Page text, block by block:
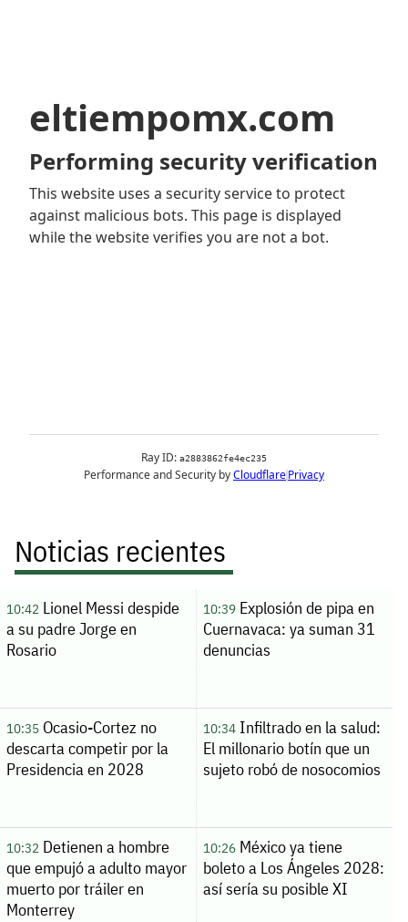
Noticias recientes
10:42Lionel Messi despide
a su padre Jorge en
Rosario
10:39Explosión de pipa en
Cuernavaca: ya suman 31
denuncias
10:35Ocasio-Cortez no
descarta competir por la
Presidencia en 2028
10:34Infiltrado en la salud:
El millonario botín que un
sujeto robó de nosocomios
10:32Detienen a hombre
que empujó a adulto mayor
muerto por tráiler en
Monterrey
10:26México ya tiene
boleto a Los Ángeles 2028:
así sería su posible XI